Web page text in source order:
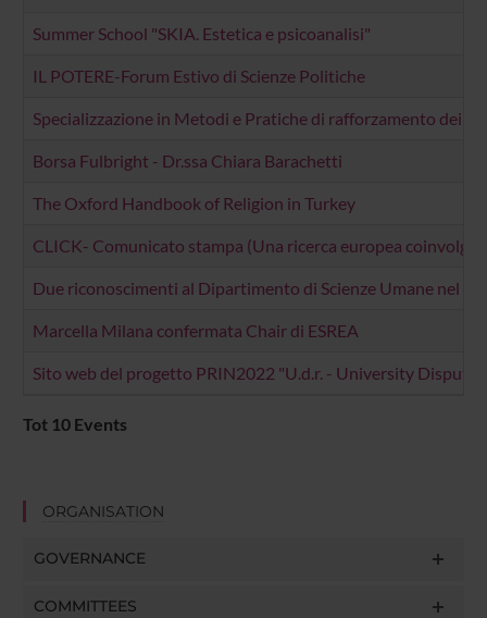
Summer School "SKIA. Estetica e psicoanalisi"
IL POTERE-Forum Estivo di Scienze Politiche
Specializzazione in Metodi e Pratiche di rafforzamento dei
Borsa Fulbright - Dr.ssa Chiara Barachetti
The Oxford Handbook of Religion in Turkey
CLICK- Comunicato stampa (Una ricerca europea coinvolge
Due riconoscimenti al Dipartimento di Scienze Umane nel
Marcella Milana confermata Chair di ESREA
Sito web del progetto PRIN2022 "U.d.r. - University Dispute
Tot 10 Events
ORGANISATION
GOVERNANCE
COMMITTEES